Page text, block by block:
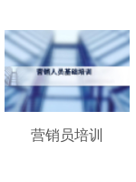
营销员培训